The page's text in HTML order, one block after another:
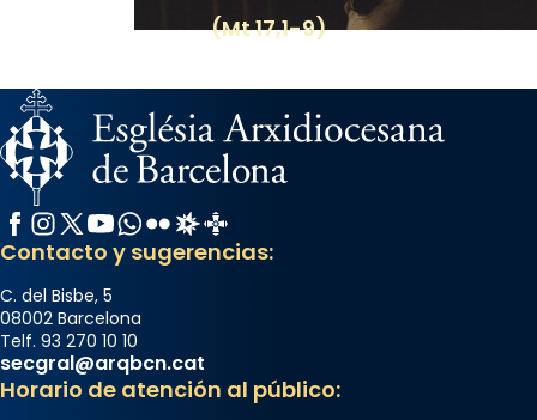
(Mt 17,1-9)
Facebook
Instagram
X / Twitter
YouTube
WhatsApp
FlickrRadio Estel
Catalunya Cristiana
Contacto y sugerencias:
C. del Bisbe, 5
08002 Barcelona
Telf. 93 270 10 10
secgral@arqbcn.cat
Horario de atención al público: